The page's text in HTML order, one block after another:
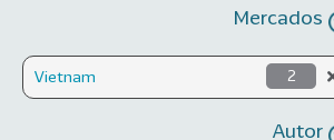
Mercados
Vietnam 2
Autor